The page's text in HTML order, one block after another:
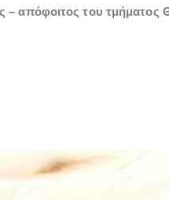
– απόφοιτος του